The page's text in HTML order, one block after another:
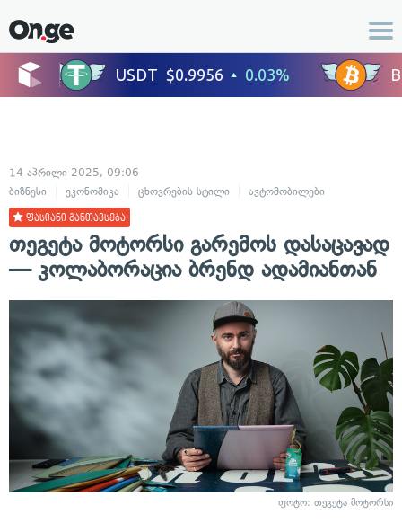
14 აპრილი 2025, 09:06
ბიზნესი
ეკონომიკა ცხოვრების სტილი ავტომობილები
ფასიანი განთავსება
თეგეტა მოტორსი გარემოს დასაცავად
— კოლაბორაცია ბრენდ ადამიანთან
ფოტო: თეგეტა მოტორსი